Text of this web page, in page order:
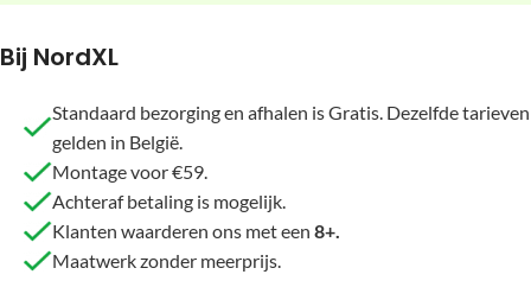
Bij NordXL
Standaard bezorging en afhalen is Gratis. Dezelfde tarieven
gelden in België.
Montage voor €59.
Achteraf betaling is mogelijk.
Klanten waarderen ons met een 8+.
Maatwerk zonder meerprijs.